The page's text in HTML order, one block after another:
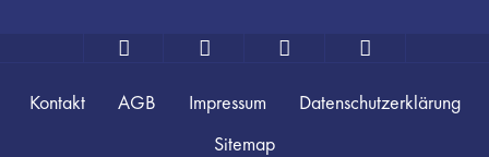
Kontakt AGB Impressum
Datenschutzerklärung
Sitemap